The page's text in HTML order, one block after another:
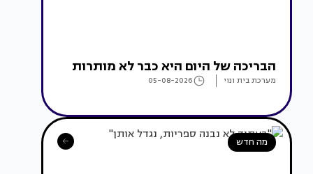
הבריכה של היום היא כבר לא מותרות
מערכת בית ונוי 05-08-2026
מה חדש